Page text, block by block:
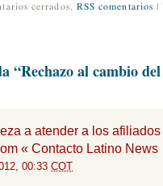
cerrados. RSS comentarios |
“Rechazo al cambio
a atender a los
« Contacto Latino News
00:33 COT